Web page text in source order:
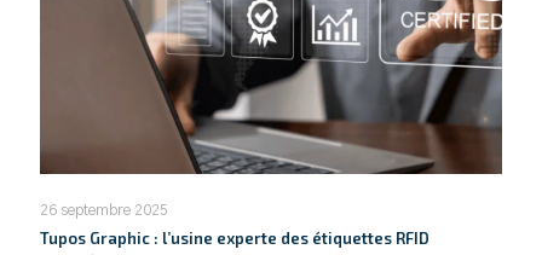
26 septembre 2025
Tupos Graphic : l’usine experte des étiquettes RFID